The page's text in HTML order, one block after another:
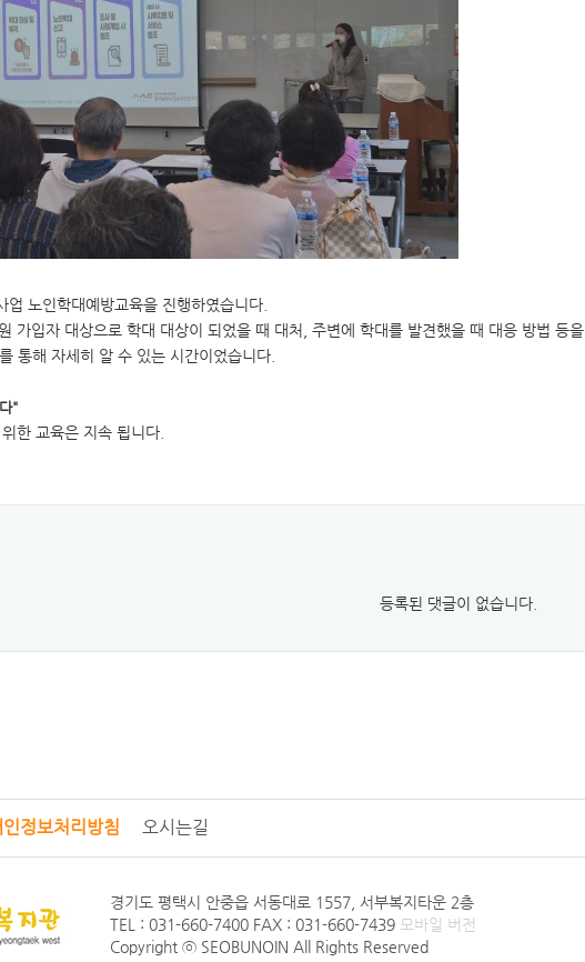
노인학대예방교육을 진행하였습니다.
가입자 대상으로 학대 대상이 되었을 때 대처, 주변에 학대를 발견했을 때 대응 방법 등을
통해 자세히 알 수 있는 시간이었습니다.
"
한 교육은 지속 됩니다.
등록된 댓글이 없습니다.
인정보처리방침 오시는길
경기도 평택시 안중읍 서동대로 1557, 서부복지타운 2층
TEL : 031-660-7400 FAX : 031-660-7439 모바일 버전
Copyright ⓒ SEOBUNOIN All Rights Reserved